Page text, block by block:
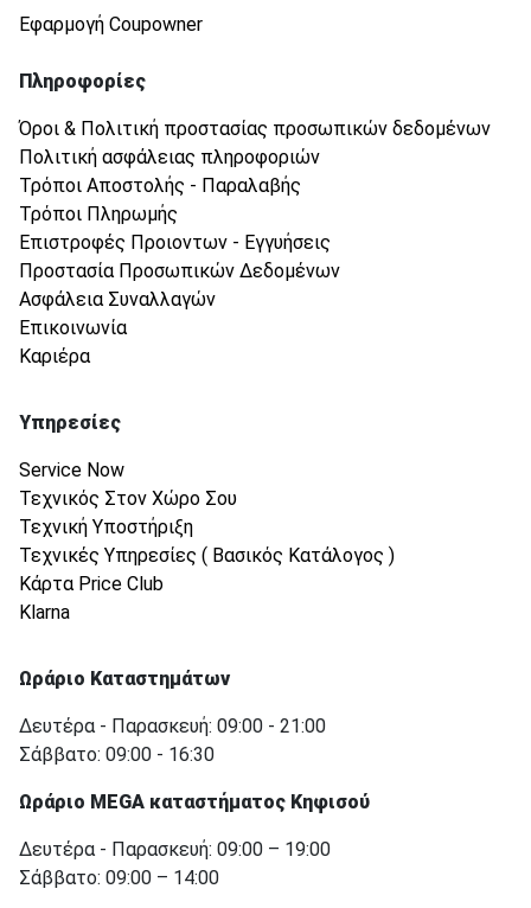
Εφαρμογή Coupowner
Πληροφορίες
Όροι & Πολιτική προστασίας προσωπικών δεδομένων
Πολιτική ασφάλειας πληροφοριών
Τρόποι Αποστολής - Παραλαβής
Τρόποι Πληρωμής
Επιστροφές Προιοντων - Εγγυήσεις
Προστασία Προσωπικών Δεδομένων
Ασφάλεια Συναλλαγών
Επικοινωνία
Καριέρα
Υπηρεσίες
Service Now
Τεχνικός Στον Χώρο Σου
Τεχνική Υποστήριξη
Τεχνικές Υπηρεσίες ( Βασικός Κατάλογος )
Κάρτα Price Club
Klarna
Ωράριο Καταστημάτων
Δευτέρα - Παρασκευή: 09:00 - 21:00
Σάββατο: 09:00 - 16:30
Ωράριο MEGA καταστήματος Κηφισού
Δευτέρα - Παρασκευή: 09:00 – 19:00
Σάββατο: 09:00 – 14:00